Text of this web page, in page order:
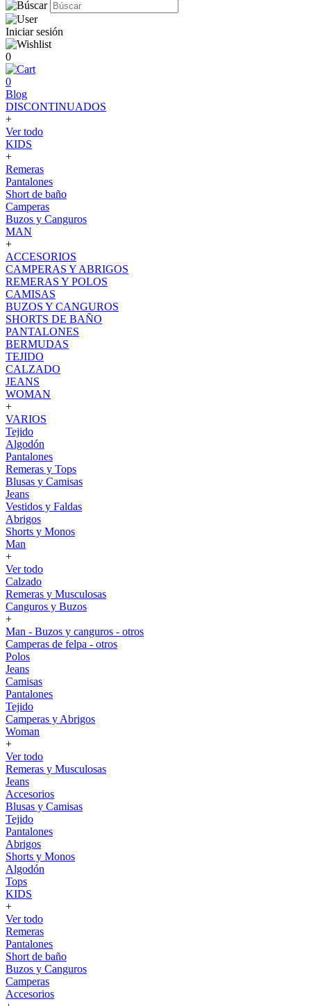
Iniciar sesión
0
0
Blog
DISCONTINUADOS
+
Ver todo
KIDS
+
Remeras
Pantalones
Short de baño
Camperas
Buzos y Canguros
MAN
+
ACCESORIOS
CAMPERAS Y ABRIGOS
REMERAS Y POLOS
CAMISAS
BUZOS Y CANGUROS
SHORTS DE BAÑO
PANTALONES
BERMUDAS
TEJIDO
CALZADO
JEANS
WOMAN
+
VARIOS
Tejido
Algodón
Pantalones
Remeras y Tops
Blusas y Camisas
Jeans
Vestidos y Faldas
Abrigos
Shorts y Monos
Man
+
Ver todo
Calzado
Remeras y Musculosas
Canguros y Buzos
+
Man - Buzos y canguros - otros
Camperas de felpa - otros
Polos
Jeans
Camisas
Pantalones
Tejido
Camperas y Abrigos
Woman
+
Ver todo
Remeras y Musculosas
Jeans
Accesorios
Blusas y Camisas
Tejido
Pantalones
Abrigos
Shorts y Monos
Algodón
Tops
KIDS
+
Ver todo
Remeras
Pantalones
Short de baño
Buzos y Canguros
Camperas
Accesorios